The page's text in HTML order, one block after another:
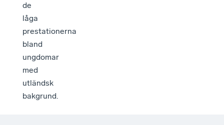
de
låga
prestationerna
bland
ungdomar
med
utländsk
bakgrund.